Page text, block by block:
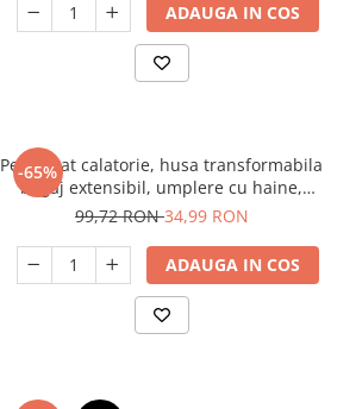
ADAUGA IN COS
-65%
Perna gat calatorie, husa transformabila
bagaj extensibil, umplere cu haine,
material Lycra, fara umplutura
99,72 RON34,99 RON
ADAUGA IN COS